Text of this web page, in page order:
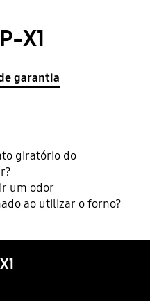
X1
garantia
giratório do
um odor
ao utilizar o forno?